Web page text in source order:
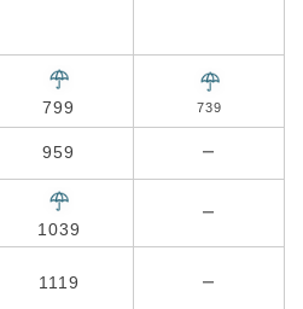
799 739
959 ー
1039
ー
1119 ー